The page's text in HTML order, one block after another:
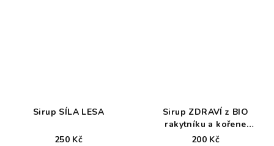
Sirup SÍLA LESA
250 Kč
Sirup ZDRAVÍ z BIO
rakytníku a kořene
echinacea
200 Kč